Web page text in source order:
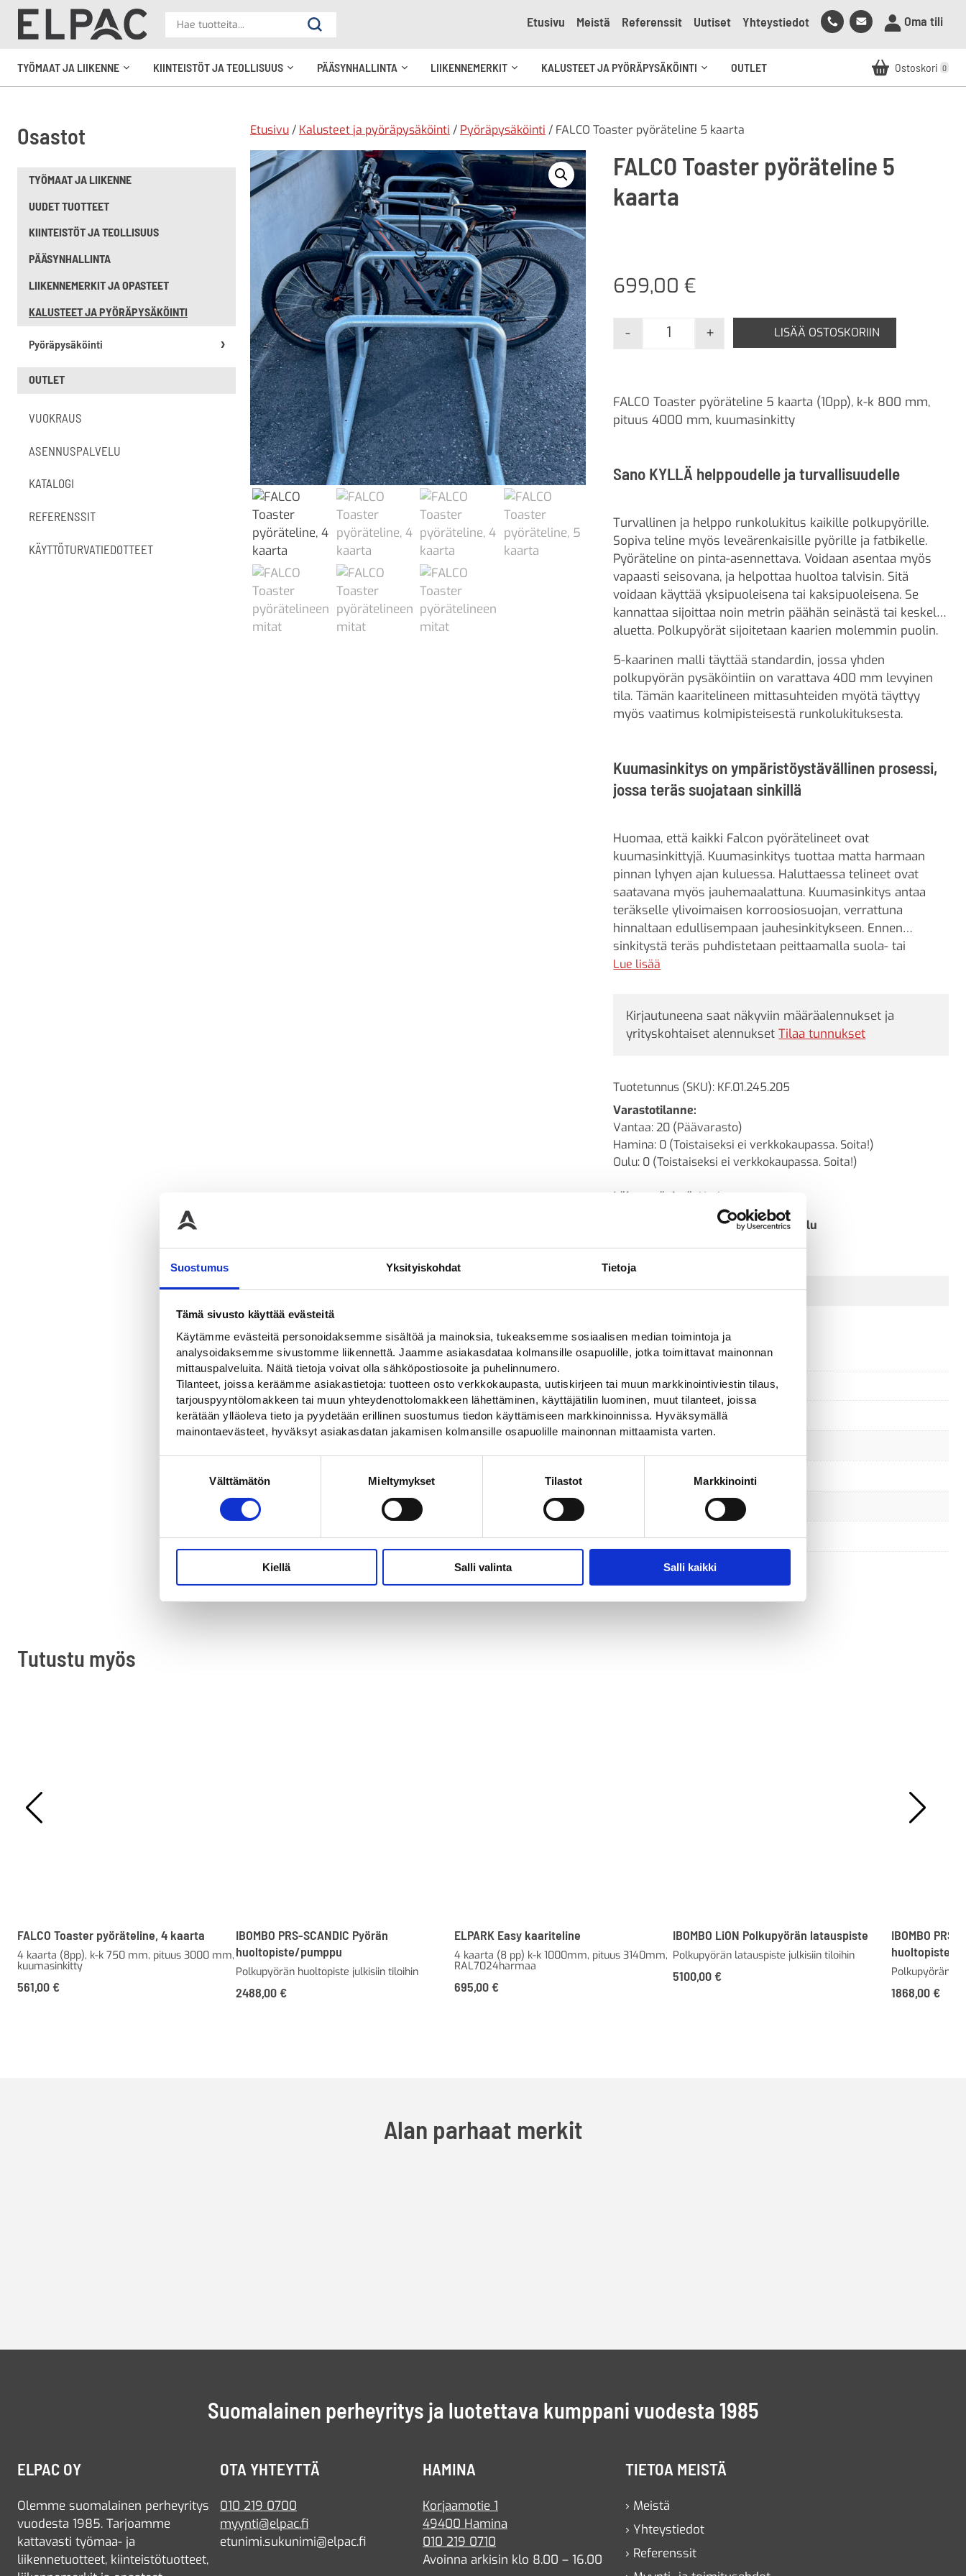
Suostumus Yksityiskohdat Tietoja
Tämä sivusto käyttää evästeitä
Käytämme evästeitä personoidaksemme sisältöä ja mainoksia, tukeaksemme sosiaalisen median toimintoja ja
analysoidaksemme sivustomme liikennettä. Jaamme asiakasdataa kolmansille osapuolille, jotka toimittavat mainonnan
mittauspalveluita. Näitä tietoja voivat olla sähköpostiosoite ja puhelinnumero.
Tilanteet, joissa keräämme asiakastietoja: tuotteen osto verkkokaupasta, uutiskirjeen tai muun markkinointiviestin tilaus,
tarjouspyyntölomakkeen tai muun yhteydenottolomakkeen lähettäminen, käyttäjätilin luominen, muut tilanteet, joissa
kerätään ylläoleva tieto ja pyydetään erillinen suostumus tiedon käyttämiseen markkinoinnissa. Hyväksymällä
mainontaevästeet, hyväksyt asiakasdatan jakamisen kolmansille osapuolille mainonnan mittaamista varten.
Välttämätön Mieltymykset Tilastot Markkinointi
Kiellä Salli valinta Salli kaikki
Hae
Hae
Etusivu Meistä Referenssit Uutiset Yhteystiedot
Soita
meille
Lähetä
meille
Oma tili
TYÖMAAT JA LIIKENNE
KIINTEISTÖT JA TEOLLISUUS
PÄÄSYNHALLINTA
LIIKENNEMERKIT
KALUSTEET JA PYÖRÄPYSÄKÖINTI
OUTLET Ostoskori 0
Osastot
TYÖMAAT JA LIIKENNE
UUDET TUOTTEET
KIINTEISTÖT JA TEOLLISUUS
PÄÄSYNHALLINTA
LIIKENNEMERKIT JA OPASTEET
KALUSTEET JA PYÖRÄPYSÄKÖINTI
Pyöräpysäköinti
OUTLET
VUOKRAUS
ASENNUSPALVELU
KATALOGI
REFERENSSIT
KÄYTTÖTURVATIEDOTTEET
Etusivu / Kalusteet ja pyöräpysäköinti / Pyöräpysäköinti / FALCO Toaster pyöräteline 5 kaarta
FALCO Toaster pyöräteline 5
kaarta
699,00€
FALCO Toaster pyöräteline 5 kaarta määrä
- + LISÄÄ OSTOSKORIIN
FALCO Toaster pyöräteline 5 kaarta (10pp), k-k 800 mm,
pituus 4000 mm, kuumasinkitty
Sano KYLLÄ helppoudelle ja turvallisuudelle
Turvallinen ja helppo runkolukitus kaikille polkupyörille.
Sopiva teline myös leveärenkaisille pyörille ja fatbikelle.
Pyöräteline on pinta-asennettava. Voidaan asentaa myös
vapaasti seisovana, ja helpottaa huoltoa talvisin. Sitä
voidaan käyttää yksipuoleisena tai kaksipuoleisena. Se
kannattaa sijoittaa noin metrin päähän seinästä tai keskelle
aluetta. Polkupyörät sijoitetaan kaarien molemmin puolin.
5-kaarinen malli täyttää standardin, jossa yhden
polkupyörän pysäköintiin on varattava 400 mm levyinen
tila. Tämän kaaritelineen mittasuhteiden myötä täyttyy
myös vaatimus kolmipisteisestä runkolukituksesta.
Kuumasinkitys on ympäristöystävällinen prosessi,
jossa teräs suojataan sinkillä
Huomaa, että kaikki Falcon pyörätelineet ovat
kuumasinkittyjä. Kuumasinkitys tuottaa matta harmaan
pinnan lyhyen ajan kuluessa. Haluttaessa telineet ovat
saatavana myös jauhemaalattuna. Kuumasinkitys antaa
teräkselle ylivoimaisen korroosiosuojan, verrattuna
hinnaltaan edullisempaan jauhesinkitykseen. Ennen
sinkitystä teräs puhdistetaan peittaamalla suola- tai
rikkihapolla ja kastetaan juoksuteaineeseen. Sen jälkeen
muodostuu suojaava ja vuosikymmeniä kestävä pinnoite.’
Lue lisää
Kirjautuneena saat näkyviin määräalennukset ja
yrityskohtaiset alennuksetTilaa tunnukset
Tuotetunnus (SKU): KF.01.245.205
Varastotilanne:
Vantaa: 20 (Päävarasto)
Hamina: 0 (Toistaiseksi ei verkkokaupassa. Soita!)
Oulu: 0 (Toistaiseksi ei verkkokaupassa. Soita!)
Lähetettävissä: Heti
Täyden palvelun asennuspalvelu
LISÄTIEDOT ARVIOT
Lisätiedot
Paino
49,116672 kg (kilogramma)
Korkeus
747
Vapaasti seisova tai pultattava
4000
Väri Kuumasinkitty
Tutustu myös
FALCO Toaster pyöräteline, 4 kaarta
4 kaarta (8pp), k-k 750 mm, pituus 3000 mm,
kuumasinkitty
561,00 €
IBOMBO PRS-SCANDIC Pyörän
huoltopiste/pumppu
Polkupyörän huoltopiste julkisiin tiloihin
2488,00 €
ELPARK Easy kaariteline
4 kaarta (8 pp) k-k 1000mm, pituus 3140mm,
RAL7024harmaa
695,00 €
IBOMBO LiON Polkupyörän latauspiste
Polkupyörän latauspiste julkisiin tiloihin
5100,00 €
IBOMBO
huoltopiste/
Polkupyörän
1868,00 €
Alan parhaat merkit
Suomalainen perheyritys ja luotettava kumppani vuodesta 1985
ELPAC OY
Olemme suomalainen perheyritys
vuodesta 1985. Tarjoamme
kattavasti työmaa- ja
liikennetuotteet, kiinteistötuotteet,
OTA YHTEYTTÄ
010 219 0700
myynti@elpac.fi
etunimi.sukunimi@elpac.fi
HAMINA
Korjaamotie 1
49400 Hamina
010 219 0710
Avoinna arkisin klo 8.00 – 16.00
TIETOA MEISTÄ
› Meistä
› Yhteystiedot
› Referenssit